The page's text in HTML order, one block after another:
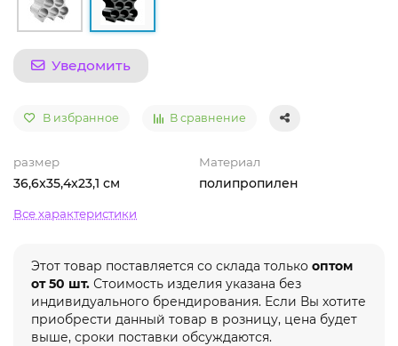
Уведомить
В избранное В сравнение
размер
36,6x35,4x23,1 см
Материал
полипропилен
Все характеристики
Этот товар поставляется со склада только оптом
от 50 шт. Стоимость изделия указана без
индивидуального брендирования. Если Вы хотите
приобрести данный товар в розницу, цена будет
выше, сроки поставки обсуждаются.